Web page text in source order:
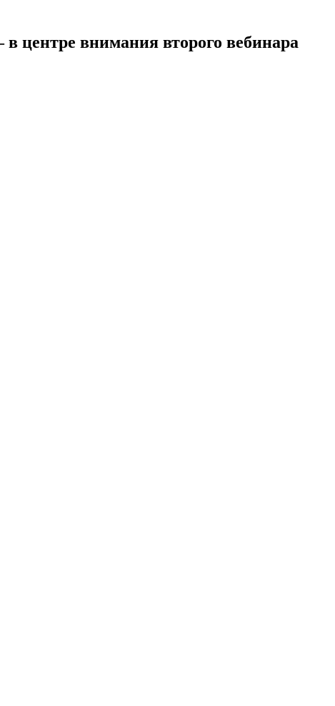
центре внимания второго вебинара